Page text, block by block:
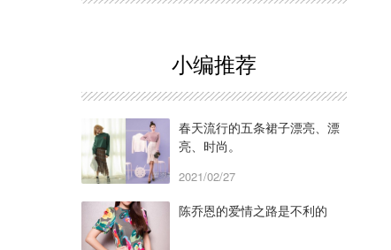
小编推荐
春天流行的五条裙子漂亮、漂
亮、时尚。
2021/02/27
陈乔恩的爱情之路是不利的